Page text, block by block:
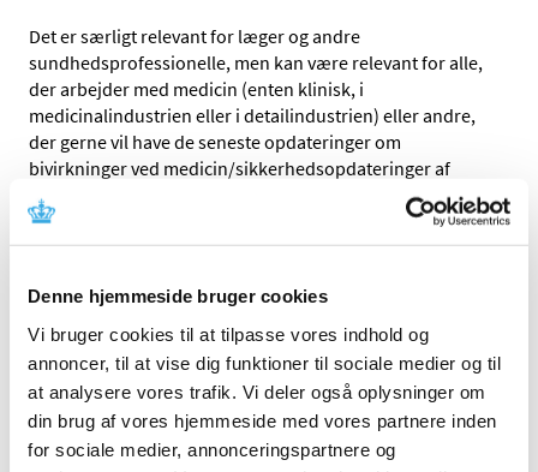
Denne hjemmeside bruger cookies
Vi bruger cookies til at tilpasse vores indhold og
annoncer, til at vise dig funktioner til sociale medier og til
at analysere vores trafik. Vi deler også oplysninger om
din brug af vores hjemmeside med vores partnere inden
for sociale medier, annonceringspartnere og
Det er særligt relevant for læger og andre
sundhedsprofessionelle, men kan være relevant for alle,
der arbejder med medicin (enten klinisk, i
medicinalindustrien eller i detailindustrien) eller andre,
der gerne vil have de seneste opdateringer om
bivirkninger ved medicin/sikkerhedsopdateringer af
medicin.
(2022, nr. 1)
|26. januar 2022|
Denne sikkerhedsopdatering følger opdateringerne
offentliggjort den 9. december 2021 og gengiver…
EMA starter evaluering af sikkerheden ved